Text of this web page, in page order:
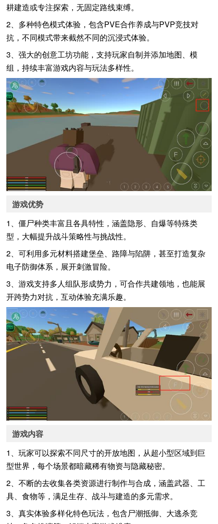
耕建造或专注探索，无固定路线束缚。
2、多种特色模式体验，包含PVE合作养成与PVP竞技对
抗，不同模式带来截然不同的沉浸式体验。
3、强大的创意工坊功能，支持玩家自制并添加地图、模
组，持续丰富游戏内容与玩法多样性。
游戏优势
1、僵尸种类丰富且各具特性，涵盖隐形、自爆等特殊类
型，大幅提升战斗策略性与挑战性。
2、可利用多元材料搭建堡垒、路障与陷阱，甚至打造复杂
电子防御体系，展开刺激冒险。
3、游戏支持多人组队形成势力，可合作共建领地，也能展
开跨势力对抗，互动体验充满乐趣。
游戏内容
1、玩家可以探索不同尺寸的开放地图，从超小型区域到巨
型世界，每个场景都暗藏稀有物资与隐藏秘密。
2、不断的去收集各类资源进行制作与合成，涵盖武器、工
具、食物等，满足生存、战斗与建造的多元需求。
3、真实体验多样化特色玩法，包含尸潮抵御、大逃杀竞